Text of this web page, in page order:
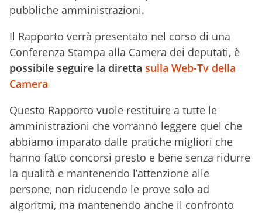
pubbliche amministrazioni.
Il Rapporto verrà presentato nel corso di una
Conferenza Stampa alla Camera dei deputati, è
possibile seguire la diretta sulla Web-Tv della
Camera
Questo Rapporto vuole restituire a tutte le
amministrazioni che vorranno leggere quel che
abbiamo imparato dalle pratiche migliori che
hanno fatto concorsi presto e bene senza ridurre
la qualità e mantenendo l’attenzione alle
persone, non riducendo le prove solo ad
algoritmi, ma mantenendo anche il confronto